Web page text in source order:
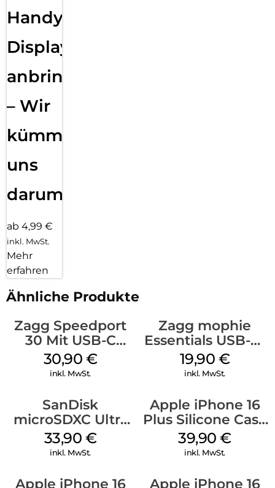
Handy
Displayfolie
anbringen
– Wir
kümmern
uns
darum!
ab 4,99 €
inkl. MwSt.
Mehr
erfahren
Ähnliche Produkte
Zagg Speedport
30 Mit USB-C
Kabel Weiß
30,90 €
inkl. MwSt.
Zagg mophie
Essentials USB-C-
20W Charger PD
Weiß
19,90 €
inkl. MwSt.
SanDisk
microSDXC Ultra
128 GB + Adapter
Mobile
33,90 €
inkl. MwSt.
Apple iPhone 16
Plus Silicone Case
MagSafe Plum
39,90€
inkl. MwSt.
Apple iPhone 16
Apple iPhone 16